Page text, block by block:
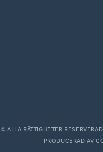
© ALLA RÄTTIGHETER
PRODUCERAD AV